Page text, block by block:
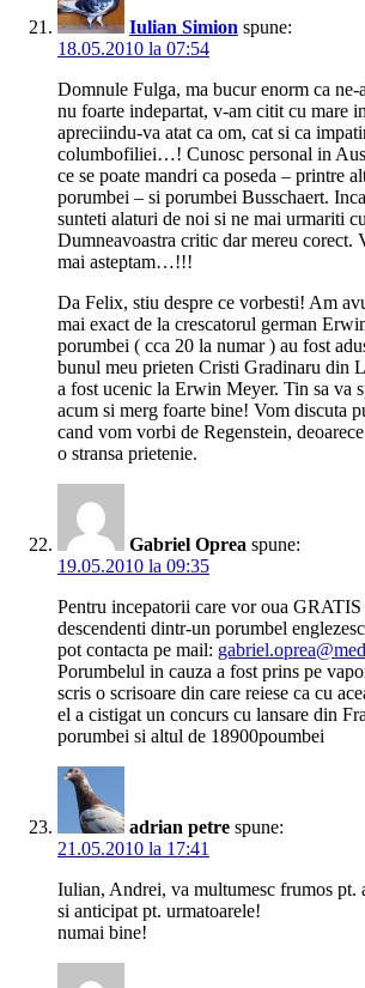
Iulian Simion spune:
18.05.2010 la 07:54
Domnule Fulga, ma bucur enorm ca
nu foarte indepartat, v-am citit cu mare
apreciindu-va atat ca om, cat si ca
columbofiliei…! Cunosc personal in
ce se poate mandri ca poseda – printre
porumbei – si porumbei Busschaert.
sunteti alaturi de noi si ne mai urmariti
Dumneavoastra critic dar mereu corect.
mai asteptam…!!!
Da Felix, stiu despre ce vorbesti! Am
mai exact de la crescatorul german
porumbei ( cca 20 la numar ) au fost
bunul meu prieten Cristi Gradinaru din
a fost ucenic la Erwin Meyer. Tin sa va
acum si merg foarte bine! Vom discuta
cand vom vorbi de Regenstein,
o stransa prietenie.
Gabriel Oprea spune:
19.05.2010 la 09:35
Pentru incepatorii care vor oua
descendenti dintr-un porumbel
pot contacta pe mail:
Porumbelul in cauza a fost prins pe
scris o scrisoare din care reiese ca cu
el a cistigat un concurs cu lansare din
porumbei si altul de 18900poumbei
adrian petre spune:
21.05.2010 la 17:41
Iulian, Andrei, va multumesc frumos pt.
si anticipat pt. urmatoarele!
numai bine!